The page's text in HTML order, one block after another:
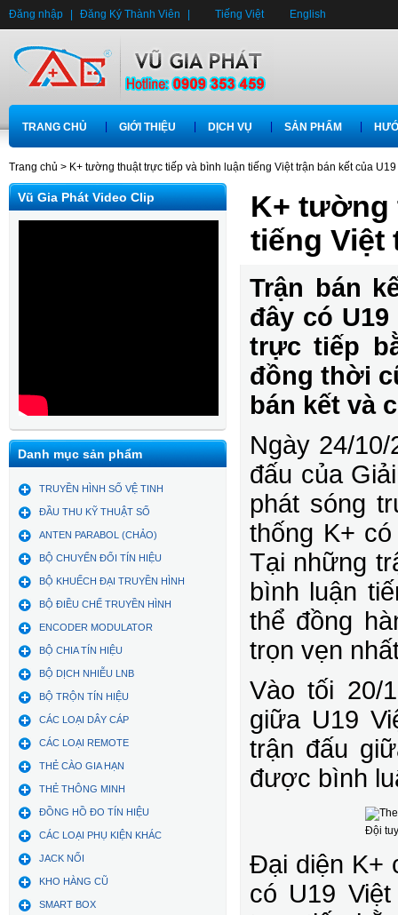
Đăng nhập Đăng Ký Thành Viên Tiếng Việt English
TRANG CHỦ GIỚI THIỆU DỊCH VỤ SẢN PHẨM
Trang chủ > K+ tường thuật trực tiếp và bình luận tiếng Việt trận bán kết của
Vũ Gia Phát Video Clip
Danh mục sản phẩm
TRUYỀN HÌNH SỐ VỆ TINH
ĐẦU THU KỸ THUẬT SỐ
ANTEN PARABOL (CHẢO)
BỘ CHUYỂN ĐỔI TÍN HIỆU
BỘ KHUẾCH ĐẠI TRUYỀN HÌNH
BỘ ĐIỀU CHẾ TRUYỀN HÌNH
ENCODER MODULATOR
BỘ CHIA TÍN HIỆU
BỘ DỊCH NHIỄU LNB
BỘ TRỘN TÍN HIỆU
CÁC LOẠI DÂY CÁP
CÁC LOẠI REMOTE
THẺ CÀO GIA HẠN
THẺ THÔNG MINH
ĐỒNG HỒ ĐO TÍN HIỆU
CÁC LOẠI PHỤ KIỆN KHÁC
JACK NỐI
KHO HÀNG CŨ
SMART BOX
K+ tường
tiếng Việt
Trận bán
đây có
trực tiếp
đồng thời
bán kết và
Ngày 24/
đấu của
phát sóng
thống K+
Tại những
bình luận
thể đồng
trọn vẹn
Vào tối 20/
giữa U19
trận đấu
được bình
Đội
Đại diện K+
có U19